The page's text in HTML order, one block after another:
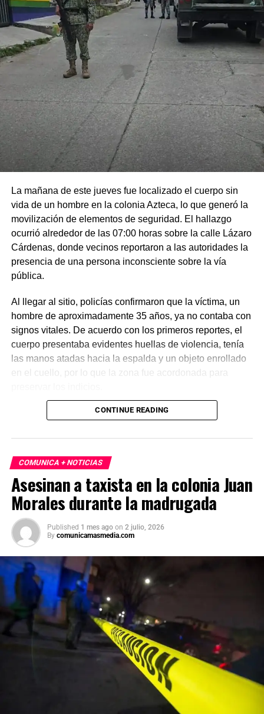
La mañana de este jueves fue localizado el cuerpo sin
vida de un hombre en la colonia Azteca, lo que generó la
movilización de elementos de seguridad. El hallazgo
ocurrió alrededor de las 07:00 horas sobre la calle Lázaro
Cárdenas, donde vecinos reportaron a las autoridades la
presencia de una persona inconsciente sobre la vía
pública.
Al llegar al sitio, policías confirmaron que la víctima, un
hombre de aproximadamente 35 años, ya no contaba con
signos vitales. De acuerdo con los primeros reportes, el
cuerpo presentaba evidentes huellas de violencia, tenía
las manos atadas hacia la espalda y un objeto enrollado
en el cuello, por lo que la zona fue acordonada para
Las primeras investigaciones apuntan a que el hombre
madrugada. Personal de la Fiscalía y del Servicio Médico
Forense realizó el levantamiento del cuerpo e inició la
carpeta de investigación correspondiente para esclarecer
este homicidio.
CONTINUE READING
COMUNICA + NOTICIAS
Asesinan a taxista en la colonia Juan
Morales durante la madrugada
Published 1 mes ago on 2 julio, 2026
By comunicamasmedia.com